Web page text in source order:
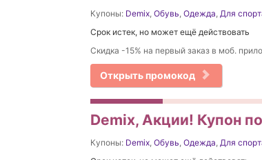
Купоны: Demix, Обувь, Одежда, Для
Срок истек, но может ещё действовать
Скидка -15% на первый заказ в моб.
Открыть промокод
Demix, Акции! Купон
Купоны: Demix, Обувь, Одежда, Для